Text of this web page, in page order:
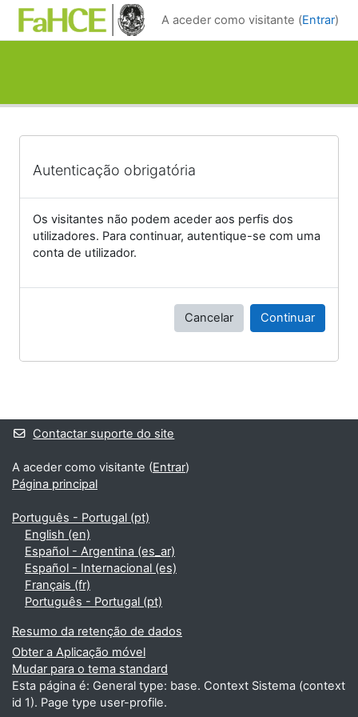
Ir para o conteúdo principal
A aceder como visitante (Entrar)
Autenticação obrigatória
Os visitantes não podem aceder aos perfis dos
utilizadores. Para continuar, autentique-se com uma
conta de utilizador.
Cancelar Continuar
Blocos adicionais
Contactar suporte do site
A aceder como visitante (Entrar)
Página principal
Português - Portugal ‎(pt)‎
English ‎(en)‎
Español - Argentina ‎(es_ar)‎
Español - Internacional ‎(es)‎
Français ‎(fr)‎
Português - Portugal ‎(pt)‎
Resumo da retenção de dados
Obter a Aplicação móvel
Mudar para o tema standard
Esta página é: General type: base. Context Sistema (context
id 1). Page type user-profile.